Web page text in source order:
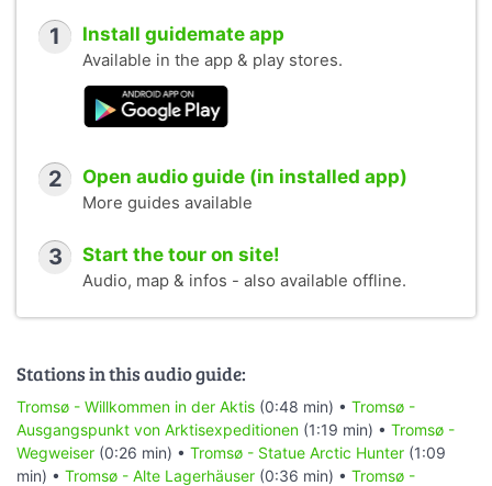
1 Install guidemate app
Available in the app & play stores.
2 Open audio guide (in installed app)
More guides available
3 Start the tour on site!
Audio, map & infos - also available offline.
Stations in this audio guide:
Tromsø - Willkommen in der Aktis (0:48 min) • Tromsø -
Ausgangspunkt von Arktisexpeditionen (1:19 min) • Tromsø -
Wegweiser (0:26 min) • Tromsø - Statue Arctic Hunter (1:09
min) • Tromsø - Alte Lagerhäuser (0:36 min) • Tromsø -